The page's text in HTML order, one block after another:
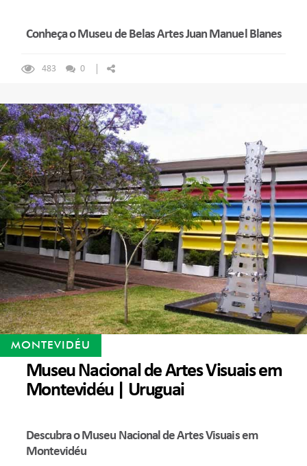
Conheça o Museu de Belas Artes Juan Manuel Blanes
483 0
MONTEVIDÉU
Museu Nacional de Artes Visuais em
Montevidéu | Uruguai
Descubra o Museu Nacional de Artes Visuais em
Montevidéu